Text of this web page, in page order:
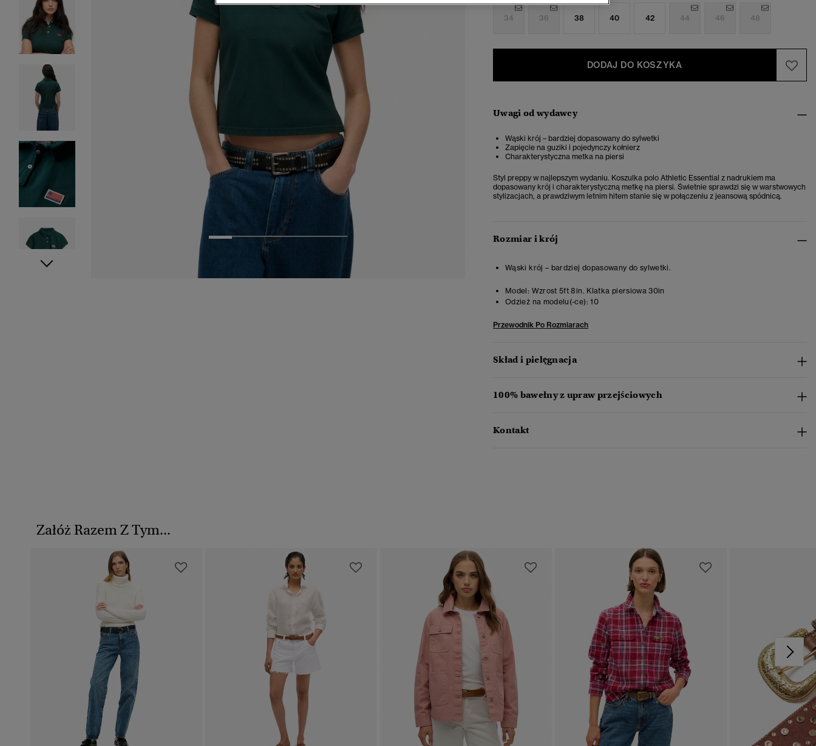
3
34 36 38 40 42 44 46 48
DODAJ DO KOSZYKA
Uwagi od wydawcy
Wąski krój – bardziej dopasowany do sylwetki
Zapięcie na guziki i pojedynczy kołnierz
Charakterystyczna metka na piersi
Styl preppy w najlepszym wydaniu. Koszulka polo Athletic Essential z nadrukiem ma
dopasowany krój i charakterystyczną metkę na piersi. Świetnie sprawdzi się w warstwowych
stylizacjach, a prawdziwym letnim hitem stanie się w połączeniu z jeansową spódnicą.
Rozmiar i krój
Wąski krój – bardziej dopasowany do sylwetki.
Model: Wzrost 5ft 8in. Klatka piersiowa 30in
Odzież na modelu(-ce): 10
Przewodnik Po Rozmiarach
Skład i pielęgnacja
100% bawełny z upraw przejściowych
Kontakt
Załóż Razem Z Tym...